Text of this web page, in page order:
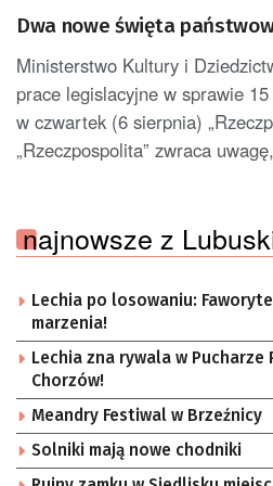
Dwa nowe święta
Ministerstwo Kultury i
prace legislacyjne w sprawie
w czwartek (6 sierpnia)
„Rzeczpospolita” zwraca
najnowsze z
Lechia po losowaniu:
marzenia!
Lechia zna rywala w Pucharze
Chorzów!
Meandry Festiwal w Brzeźnicy
Solniki mają nowe chodniki